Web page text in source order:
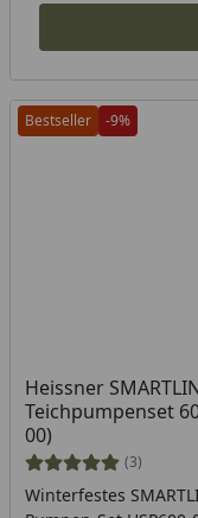
Bestseller -9%
Heissner
Teichpumpenset
00)
(3)
Winterfestes